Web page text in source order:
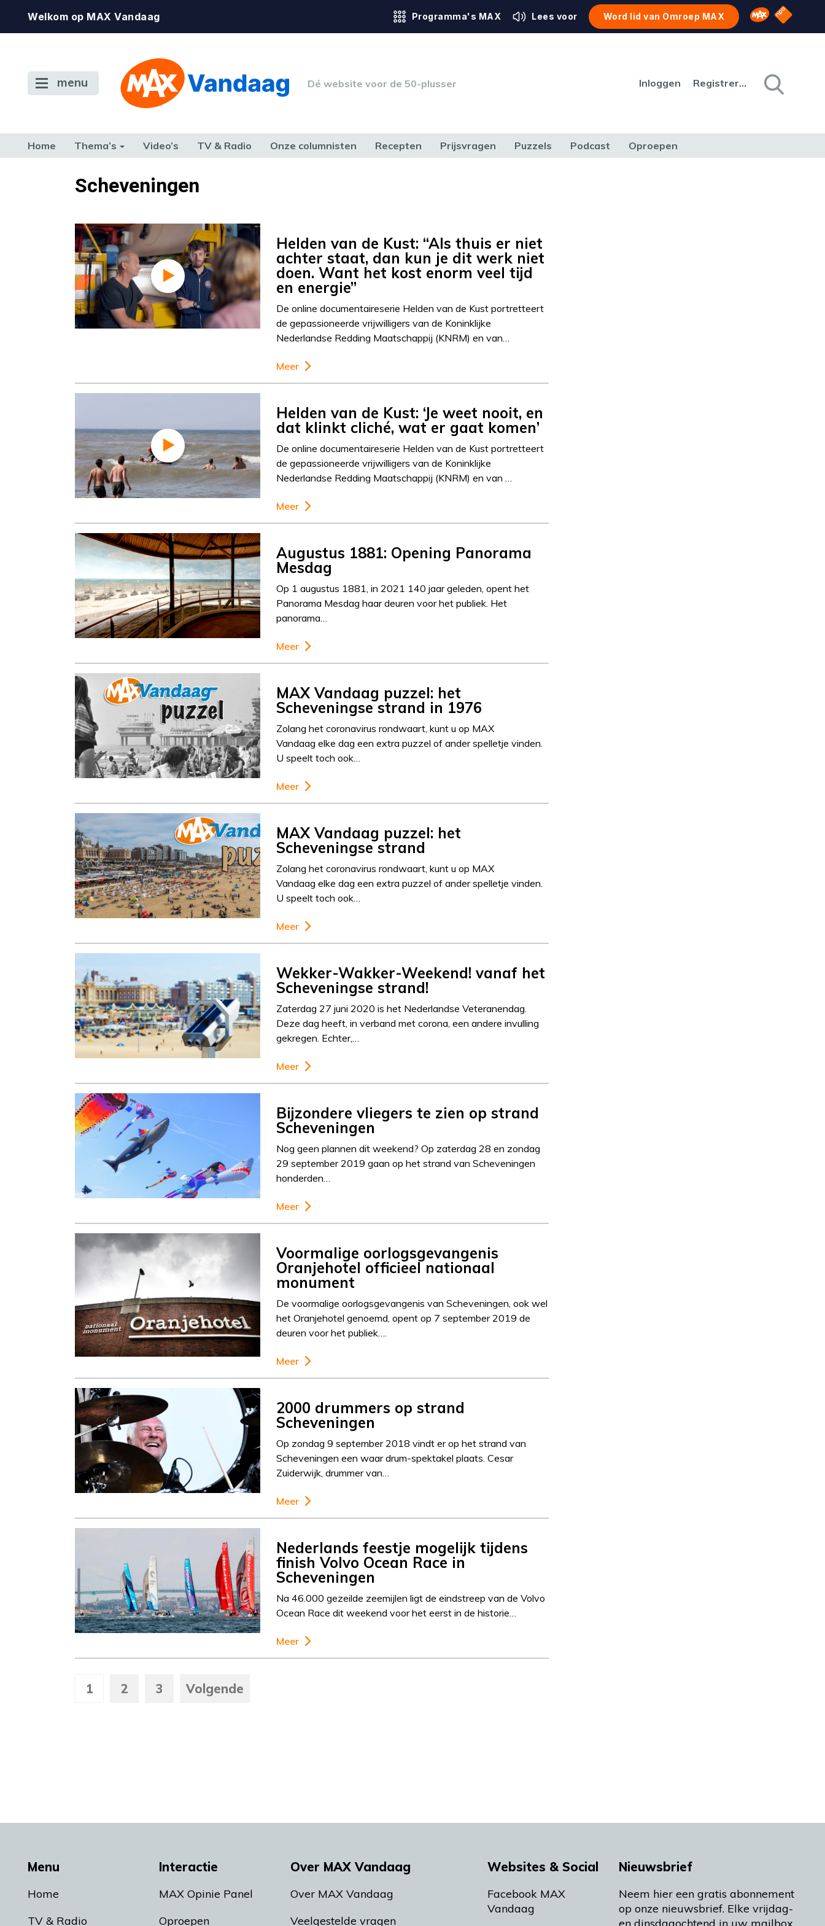
Welkom op MAX Vandaag Programma's MAX Lees voor Word lid van Omroep MAX Omroep MAX
NPO
menu Dé website voor de 50-plusser Inloggen Registreren
Home Thema’s Video’s TV & Radio Onze columnisten Recepten Prijsvragen Puzzels Podcast Oproepen
TERUG NAAR TOENScheveningen
Helden van de Kust: “Als thuis er niet
achter staat, dan kun je dit werk niet
doen. Want het kost enorm veel tijd
en energie”
De online documentaireserie Helden van de Kust portretteert
de gepassioneerde vrijwilligers van de Koninklijke
Nederlandse Redding Maatschappij (KNRM) en van…
Meer
Helden van de Kust: ‘Je weet nooit, en
dat klinkt cliché, wat er gaat komen’
De online documentaireserie Helden van de Kust portretteert
de gepassioneerde vrijwilligers van de Koninklijke
Nederlandse Redding Maatschappij (KNRM) en van …
Meer
Augustus 1881: Opening Panorama
Mesdag
Op 1 augustus 1881, in 2021 140 jaar geleden, opent het
Panorama Mesdag haar deuren voor het publiek. Het
panorama…
Meer
MAX Vandaag puzzel: het
Scheveningse strand in 1976
Zolang het coronavirus rondwaart, kunt u op MAX
Vandaag elke dag een extra puzzel of ander spelletje vinden.
U speelt toch ook…
Meer
MAX Vandaag puzzel: het
Scheveningse strand
Zolang het coronavirus rondwaart, kunt u op MAX
Vandaag elke dag een extra puzzel of ander spelletje vinden.
U speelt toch ook…
Meer
Wekker-Wakker-Weekend! vanaf het
Scheveningse strand!
Zaterdag 27 juni 2020 is het Nederlandse Veteranendag.
Deze dag heeft, in verband met corona, een andere invulling
gekregen. Echter,…
Meer
Bijzondere vliegers te zien op strand
Scheveningen
Nog geen plannen dit weekend? Op zaterdag 28 en zondag
29 september 2019 gaan op het strand van Scheveningen
honderden…
Meer
Voormalige oorlogsgevangenis
Oranjehotel officieel nationaal
monument
De voormalige oorlogsgevangenis van Scheveningen, ook wel
het Oranjehotel genoemd, opent op 7 september 2019 de
deuren voor het publiek….
Meer
2000 drummers op strand
Scheveningen
Op zondag 9 september 2018 vindt er op het strand van
Scheveningen een waar drum-spektakel plaats. Cesar
Zuiderwijk, drummer van…
Meer
Nederlands feestje mogelijk tijdens
finish Volvo Ocean Race in
Scheveningen
Na 46.000 gezeilde zeemijlen ligt de eindstreep van de Volvo
Ocean Race dit weekend voor het eerst in de historie…
Meer
1 2 3 Volgende
Menu
Home
TV & Radio
Interactie
MAX Opinie Panel
Oproepen
Over MAX Vandaag
Over MAX Vandaag
Veelgestelde vragen
Websites & Social
Facebook MAX
Vandaag
Nieuwsbrief
Neem hier een gratis abonnement
op onze nieuwsbrief. Elke vrijdag-